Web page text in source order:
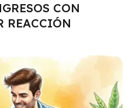
CON
REACCIÓN